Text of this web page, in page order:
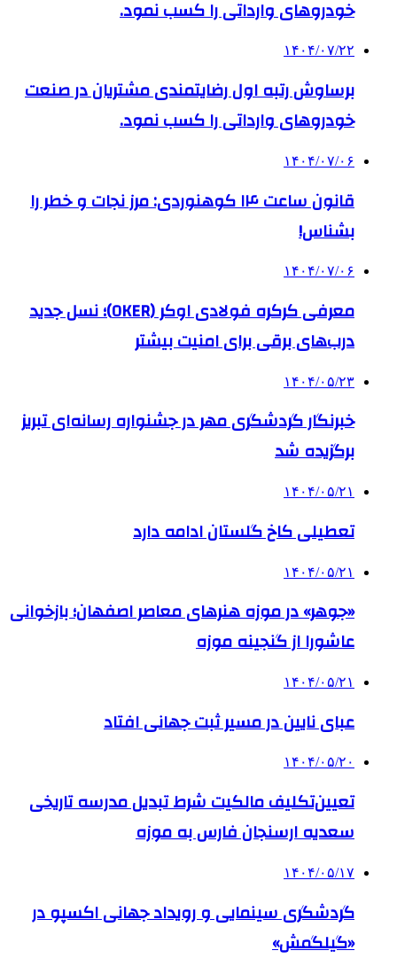
خودروهای وارداتی را کسب نمود.
۱۴۰۴/۰۷/۲۲
برساوش رتبه اول رضایتمندی مشتریان در صنعت
خودروهای وارداتی را کسب نمود.
۱۴۰۴/۰۷/۰۶
قانون ساعت ۱۴ کوهنوردی: مرز نجات و خطر را
بشناس!
۱۴۰۴/۰۷/۰۶
معرفی کرکره فولادی اوکر (OKER)؛ نسل جدید
درب‌های برقی برای امنیت بیشتر
۱۴۰۴/۰۵/۲۳
خبرنگار گردشگری مهر در جشنواره رسانه‌ای تبریز
برگزیده شد
۱۴۰۴/۰۵/۲۱
تعطیلی کاخ گلستان ادامه دارد
۱۴۰۴/۰۵/۲۱
«جوهر» در موزه هنرهای معاصر اصفهان؛ بازخوانی
عاشورا از گنجینه موزه
۱۴۰۴/۰۵/۲۱
عبای نایین در مسیر ثبت جهانی افتاد
۱۴۰۴/۰۵/۲۰
تعیین‌تکلیف مالکیت شرط تبدیل مدرسه تاریخی
سعدیه ارسنجان فارس به موزه
۱۴۰۴/۰۵/۱۷
گردشگری سینمایی و رویداد جهانی اکسپو در
«گیلگمش»